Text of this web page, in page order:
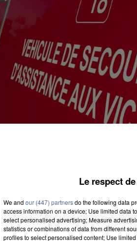
Le respect
We and our (447) partnersdo the following data
access information on a device; Use limited data
select personalised advertising; Measure
statistics or combinations of data from different
profiles to select personalised content; Use